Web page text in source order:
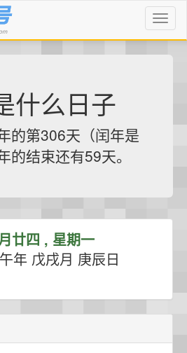
什么日子
的第306天（闰年是
的结束还有59天。
廿四 , 星期一
年 戊戌月 庚辰日